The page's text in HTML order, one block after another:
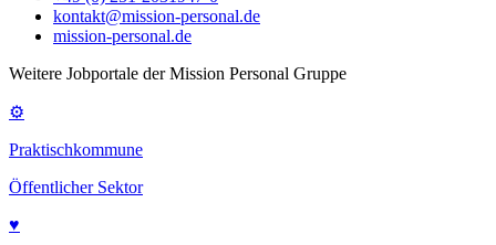
kontakt@mission-personal.de
mission-personal.de
Weitere Jobportale der Mission Personal Gruppe
⚙
Praktischkommune
Öffentlicher Sektor
♥